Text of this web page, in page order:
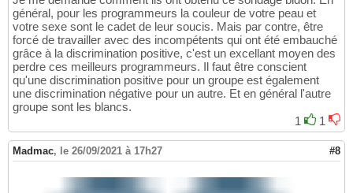
général, pour les programmeurs la couleur de votre peau et
votre sexe sont le cadet de leur soucis. Mais par contre, être
forcé de travailler avec des incompétents qui ont été embauché
grâce à la discrimination positive, c'est un excellant moyen des
perdre ces meilleurs programmeurs. Il faut être conscient
qu'une discrimination positive pour un groupe est également
une discrimination négative pour un autre. Et en général l'autre
groupe sont les blancs.
1
1
Madmac, le 26/09/2021 à 17h27 #8